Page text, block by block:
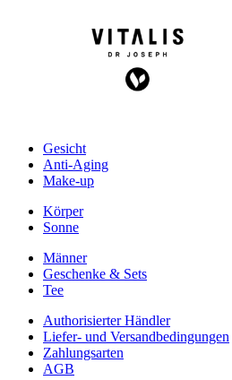
Gesicht
Anti-Aging
Make-up
Körper
Sonne
Männer
Geschenke & Sets
Tee
Authorisierter Händler
Liefer- und Versandbedingungen
Zahlungsarten
AGB